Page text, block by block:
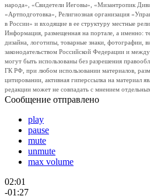
народа», «Свидетели Иеговы», «Мизантропик
«Артподготовка», Религиозная организация
в России» и входящие в ее структуру местные
Информация, размещенная на портале, а именно:
дизайна, логотипы, товарные знаки, фотографии,
законодательством Российской Федерации и
могут быть использованы без разрешения
ГК РФ, при любом использовании материалов,
цитировании, активная гиперссылка на материал
редакции может не совпадать с мнением
Сообщение отправлено
play
pause
mute
unmute
max volume
02:01
-01:27